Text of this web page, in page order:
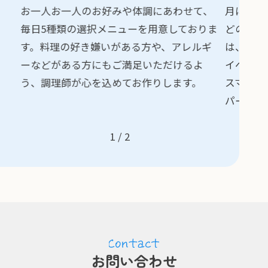
お一人お一人のお好みや体調にあわせて、
毎日5種類の選択メニューを用意しておりま
す。料理の好き嫌いがある方や、アレルギ
ーなどがある方にもご満足いただけるよ
う、調理師が心を込めてお作りします。
月に1度
どの料
は、調
イベン
スマス
パーテ
1 / 2
お問い合わせ